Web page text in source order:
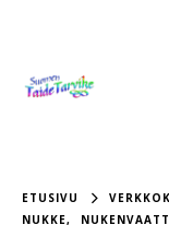
ETUSIVU
NUKKE,